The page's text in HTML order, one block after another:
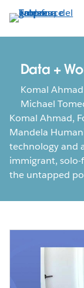
contenido
Data +
Komal Ahmad
Michael
Komal Ahmad,
Mandela
technology and
immigrant, solo-
the untapped